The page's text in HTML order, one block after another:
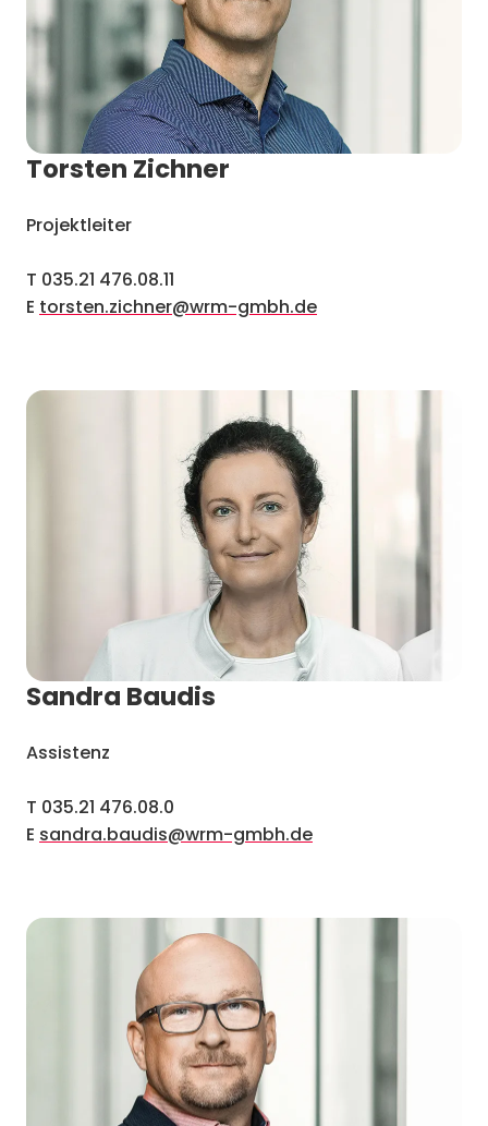
Torsten Zichner
Projektleiter
T 035.21 476.08.11
E torsten.zichner@wrm-gmbh.de
Sandra Baudis
Assistenz
T 035.21 476.08.0
E sandra.baudis@wrm-gmbh.de